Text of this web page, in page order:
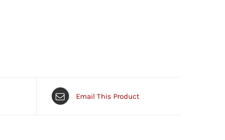
Email This Product